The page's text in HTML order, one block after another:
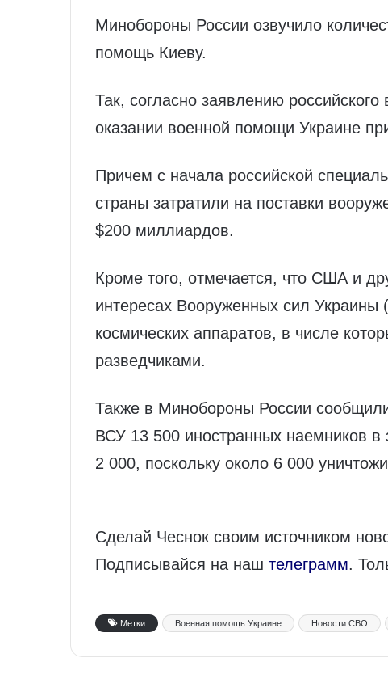
Минобороны России озвучило
помощь Киеву.
Так, согласно заявлению
оказании военной помощи Украине
Причем с начала российской
страны затратили на поставки
$200 миллиардов.
Кроме того, отмечается, что США и
интересах Вооруженных сил
космических аппаратов, в числе
разведчиками.
Также в Минобороны России
ВСУ 13 500 иностранных наемников в
2 000, поскольку около 6 000
Сделай Чеснок своим источником
Подписывайся на наш телеграмм.
Метки Военная помощь Украине Новости СВО